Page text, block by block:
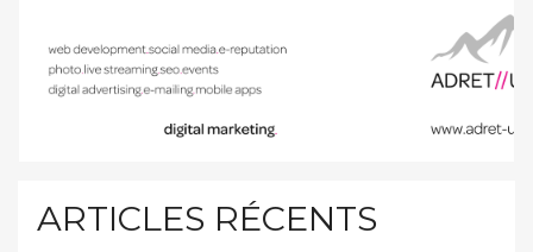
ARTICLES RÉCENTS